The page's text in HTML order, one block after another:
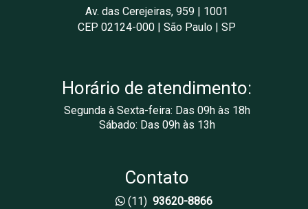
Av. das Cerejeiras, 959 | 1001
CEP 02124-000 | São Paulo | SP
Horário de atendimento:
Segunda à Sexta-feira: Das 09h às 18h
Sábado: Das 09h às 13h
Contato
(11) 93620-8866